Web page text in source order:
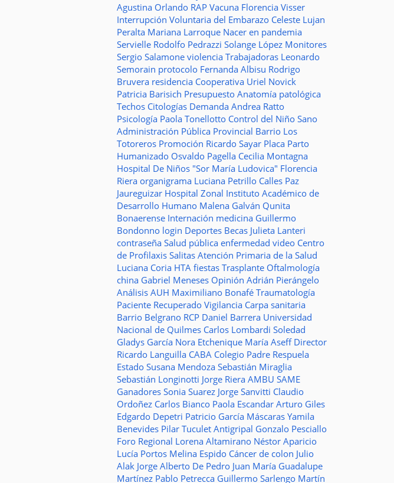
Agustina Orlando RAP Vacuna Florencia Visser
Interrupción Voluntaria del Embarazo Celeste Lujan
Peralta Mariana Larroque Nacer en pandemia
Servielle Rodolfo Pedrazzi Solange López Monitores
Sergio Salamone violencia Trabajadoras Leonardo
Semorain protocolo Fernanda Albisu Rodrigo
Bruvera residencia Cooperativa Uriel Novick
Patricia Barisich Presupuesto Anatomía patológica
Techos Citologías Demanda Andrea Ratto
Psicología Paola Tonellotto Control del Niño Sano
Administración Pública Provincial Barrio Los
Totoreros Promoción Ricardo Sayar Placa Parto
Humanizado Osvaldo Pagella Cecilia Montagna
Hospital De Niños "Sor María Ludovica" Florencia
Riera organigrama Luciana Petrillo Calles Paz
Jaureguizar Hospital Zonal Instituto Académico de
Desarrollo Humano Malena Galván Qunita
Bonaerense Internación medicina Guillermo
Bondonno login Deportes Becas Julieta Lanteri
contraseña Salud pública enfermedad video Centro
de Profilaxis Salitas Atención Primaria de la Salud
Luciana Coria HTA fiestas Trasplante Oftalmología
china Gabriel Meneses Opinión Adrián Pierángelo
Análisis AUH Maximiliano Bonafé Traumatología
Paciente Recuperado Vigilancia Carpa sanitaria
Barrio Belgrano RCP Daniel Barrera Universidad
Nacional de Quilmes Carlos Lombardi Soledad
Gladys García Nora Etchenique María Aseff Director
Ricardo Languilla CABA Colegio Padre Respuela
Estado Susana Mendoza Sebastián Miraglia
Sebastián Longinotti Jorge Riera AMBU SAME
Ganadores Sonia Suarez Jorge Sanvitti Claudio
Ordoñez Carlos Bianco Paola Escandar Arturo Giles
Edgardo Depetri Patricio García Máscaras Yamila
Benevides Pilar Tuculet Antigripal Gonzalo Pesciallo
Foro Regional Lorena Altamirano Néstor Aparicio
Lucía Portos Melina Espido Cáncer de colon Julio
Alak Jorge Alberto De Pedro Juan María Guadalupe
Martínez Pablo Petrecca Guillermo Sarlengo Martín